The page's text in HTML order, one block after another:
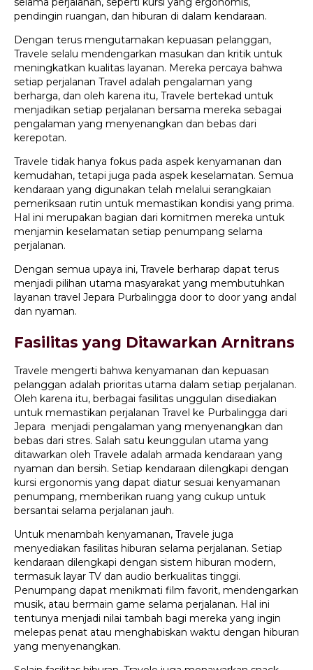
pendingin ruangan, dan hiburan di dalam kendaraan.
Dengan terus mengutamakan kepuasan pelanggan,
Travele selalu mendengarkan masukan dan kritik untuk
meningkatkan kualitas layanan. Mereka percaya bahwa
setiap perjalanan Travel adalah pengalaman yang
berharga, dan oleh karena itu, Travele bertekad untuk
menjadikan setiap perjalanan bersama mereka sebagai
pengalaman yang menyenangkan dan bebas dari
kerepotan.
Travele tidak hanya fokus pada aspek kenyamanan dan
kemudahan, tetapi juga pada aspek keselamatan. Semua
kendaraan yang digunakan telah melalui serangkaian
pemeriksaan rutin untuk memastikan kondisi yang prima.
Hal ini merupakan bagian dari komitmen mereka untuk
menjamin keselamatan setiap penumpang selama
perjalanan.
Dengan semua upaya ini, Travele berharap dapat terus
menjadi pilihan utama masyarakat yang membutuhkan
layanan travel Jepara Purbalingga door to door yang andal
dan nyaman.
Fasilitas yang Ditawarkan Arnitrans
Travele mengerti bahwa kenyamanan dan kepuasan
pelanggan adalah prioritas utama dalam setiap perjalanan.
Oleh karena itu, berbagai fasilitas unggulan disediakan
untuk memastikan perjalanan Travel ke Purbalingga dari
Jepara menjadi pengalaman yang menyenangkan dan
bebas dari stres. Salah satu keunggulan utama yang
ditawarkan oleh Travele adalah armada kendaraan yang
nyaman dan bersih. Setiap kendaraan dilengkapi dengan
kursi ergonomis yang dapat diatur sesuai kenyamanan
penumpang, memberikan ruang yang cukup untuk
bersantai selama perjalanan jauh.
Untuk menambah kenyamanan, Travele juga
menyediakan fasilitas hiburan selama perjalanan. Setiap
kendaraan dilengkapi dengan sistem hiburan modern,
termasuk layar TV dan audio berkualitas tinggi.
Penumpang dapat menikmati film favorit, mendengarkan
musik, atau bermain game selama perjalanan. Hal ini
tentunya menjadi nilai tambah bagi mereka yang ingin
melepas penat atau menghabiskan waktu dengan hiburan
yang menyenangkan.